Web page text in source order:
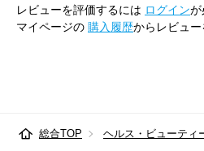
レビューを評価するには ログインが
マイページの 購入履歴からレビュー
総合TOP ヘルス・ビューティ